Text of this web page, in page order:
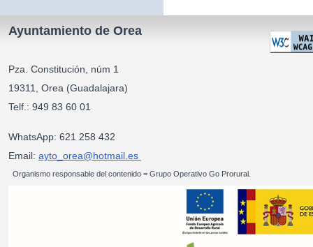
Ayuntamiento de Orea
Pza. Constitución, núm 1
19311, Orea (Guadalajara)
Telf.: 949 83 60 01
WhatsApp: 621 258 432
Email: ayto_orea@hotmail.es
Organismo responsable del contenido = Grupo Operativo Go Prorural.